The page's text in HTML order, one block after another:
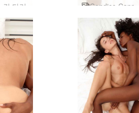
긴 다리